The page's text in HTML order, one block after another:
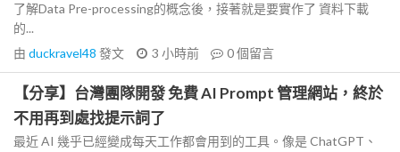
了解Data Pre-processing的概念後，接著就是要實作了 資料下載
的...
由 duckravel48 發文 3 小時前 0個留言
【分享】台灣團隊開發 免費 AI Prompt 管理網站，終於
不用再到處找提示詞了
最近 AI 幾乎已經變成每天工作都會用到的工具。像是 ChatGPT、